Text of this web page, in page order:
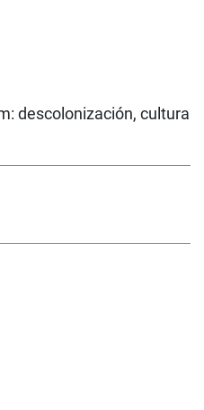
descolonización, cultura